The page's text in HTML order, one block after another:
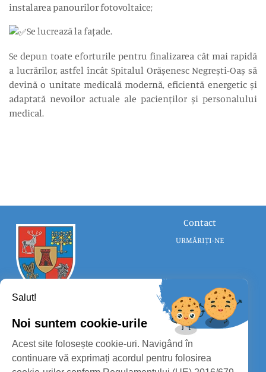
instalarea panourilor fotovoltaice;
Se lucrează la fațade.
Se depun toate eforturile pentru finalizarea cât mai rapidă
a lucrărilor, astfel încât Spitalul Orășenesc Negrești-Oaș să
devină o unitate medicală modernă, eficientă energetic și
adaptată nevoilor actuale ale pacienților și personalului
medical.
PROTECȚIA DATELOR PERSONALE
CONSILIUL JUDEȚEAN SATU MARE
Contact
URMĂRIȚI-NE
Salut!
Noi suntem cookie-urile
Acest site folosește cookie-uri. Navigând în
continuare vă exprimați acordul pentru folosirea